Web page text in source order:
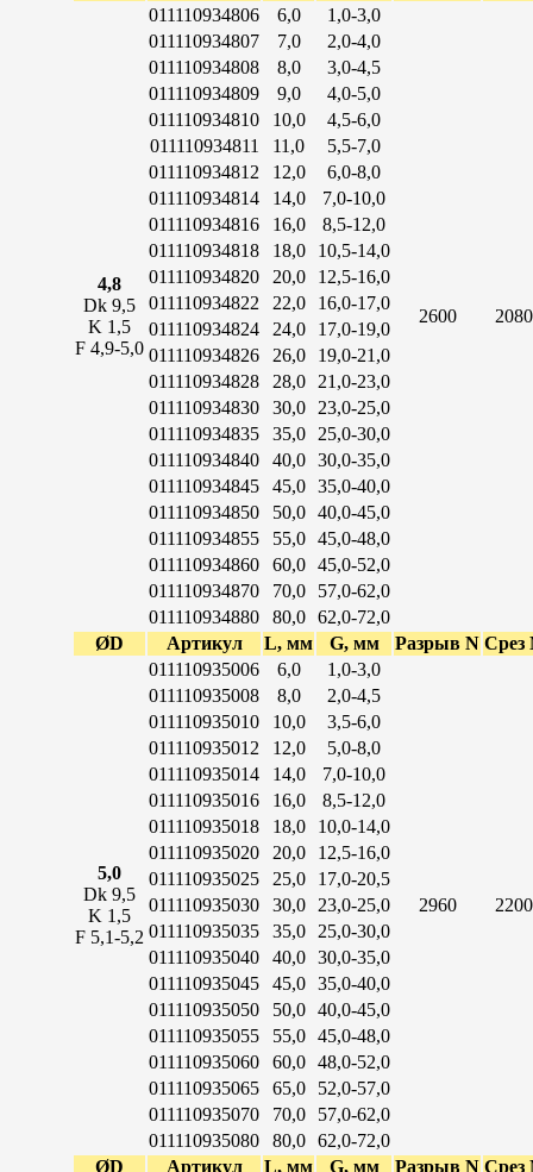
4,8
Dk 9,5
K 1,5
F 4,9-5,0
011110934806 6,0 1,0-3,0
2600 2080
011110934807 7,0
2,0-4,0
011110934808
8,0
3,0-4,5
011110934809
9,0
4,0-5,0
011110934810
10,0
4,5-6,0
011110934811
11,0
5,5-7,0
011110934812
12,0
6,0-8,0
011110934814
14,0
7,0-10,0
011110934816
16,0
8,5-12,0
011110934818
18,0
10,5-14,0
011110934820
20,0
12,5-16,0
011110934822
22,0
16,0-17,0
011110934824
24,0
17,0-19,0
011110934826
26,0
19,0-21,0
011110934828
28,0
21,0-23,0
011110934830
30,0
23,0-25,0
011110934835
35,0
25,0-30,0
011110934840
40,0
30,0-35,0
011110934845
45,0
35,0-40,0
011110934850
50,0
40,0-45,0
011110934855
55,0
45,0-48,0
011110934860
60,0
45,0-52,0
011110934870
70,0
57,0-62,0
011110934880
80,0
62,0-72,0
ØD
Артикул L, мм G, мм Разрыв N Срез
5,0
Dk 9,5
K 1,5
F 5,1-5,2
011110935006 6,0 1,0-3,0
2960 2200
011110935008 8,0
2,0-4,5
011110935010
10,0
3,5-6,0
011110935012
12,0
5,0-8,0
011110935014
14,0
7,0-10,0
011110935016
16,0
8,5-12,0
011110935018
18,0
10,0-14,0
011110935020
20,0
12,5-16,0
011110935025
25,0
17,0-20,5
011110935030
30,0
23,0-25,0
011110935035
35,0
25,0-30,0
011110935040
40,0
30,0-35,0
011110935045
45,0
35,0-40,0
011110935050
50,0
40,0-45,0
011110935055
55,0
45,0-48,0
011110935060
60,0
48,0-52,0
011110935065
65,0
52,0-57,0
011110935070
70,0
57,0-62,0
011110935080
80,0
62,0-72,0
ØD
Артикул L, мм G, мм Разрыв N Срез